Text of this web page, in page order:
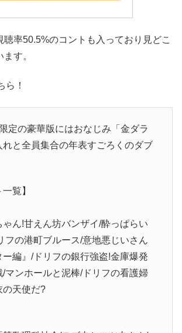
聴率50.5%のコントも入っており見どこ
す。
ら！
定の豪華版にはおなじみ「金ダラ
れと全員集合の年表すごろくのダブ
覧】
ゃん!甘えん坊バンザイ/酔っぱらい
フの港町ブルース/意地悪じいさん
ー編』/ドリフの銀行強盗!金庫爆発
/マンホールと泥棒/ドリフの看護婦
の天使だ?